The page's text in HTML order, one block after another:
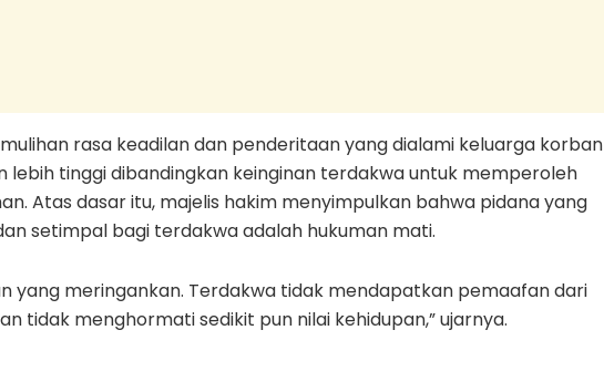
rasa keadilan dan penderitaan yang dialami keluarga korban
lebih tinggi dibandingkan keinginan terdakwa untuk memperoleh
Atas dasar itu, majelis hakim menyimpulkan bahwa pidana yang
setimpal bagi terdakwa adalah hukuman mati.
yang meringankan. Terdakwa tidak mendapatkan pemaafan dari
tidak menghormati sedikit pun nilai kehidupan,” ujarnya.